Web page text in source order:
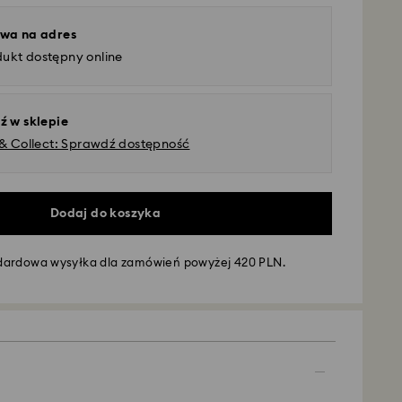
na adres
dostępny online
w sklepie
Collect: Sprawdź dostępność
Dodaj do koszyka
wysyłka dla zamówień powyżej 420 PLN.
of poniedziałku do piątku do godziny 10:00